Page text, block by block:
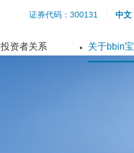
中文
证券代码：300131
投资者关系 关于bbin